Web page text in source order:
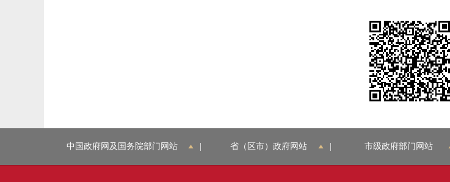
中国政府网及国务院部门网站 省（区市）政府网站 市级政府部门网站